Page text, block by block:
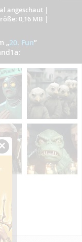
angeschaut |
0,16 MB |
„20. Fun”